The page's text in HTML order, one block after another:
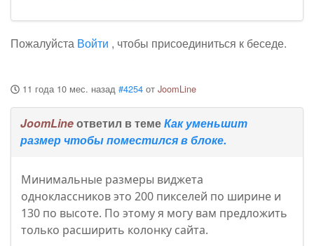
Пожалуйста Войти , чтобы присоединиться к беседе.
11 года 10 мес. назад #4254 от JoomLine
JoomLineответил в темеКак уменьшит
размер чтобы поместился в блоке.
Минимальные размеры виджета
одноклассников это 200 пикселей по ширине и
130 по высоте. По этому я могу вам предложить
только расширить колонку сайта.